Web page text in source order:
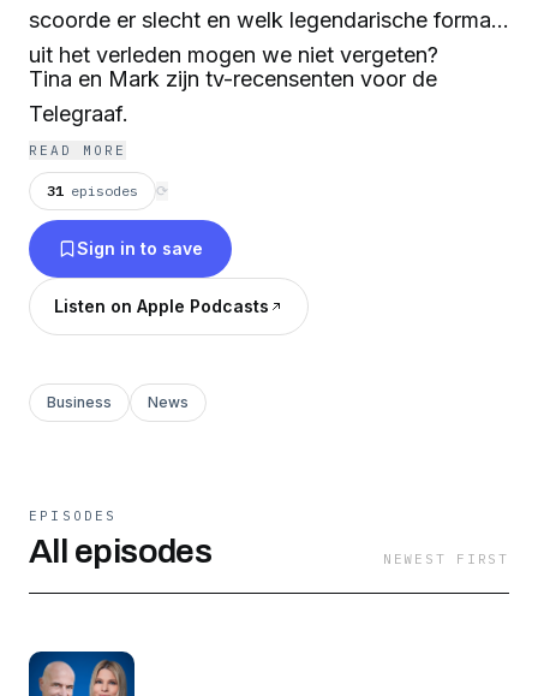
scoorde er slecht en welk legendarische format
uit het verleden mogen we niet vergeten?
Tina en Mark zijn tv-recensenten voor de
Telegraaf.
READ MORE
31 episodes ⟳
Sign in to save
Listen on Apple Podcasts
Business News
EPISODES
All episodes NEWEST FIRST